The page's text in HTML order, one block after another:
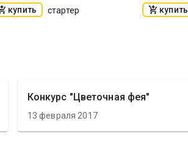
купить стартер купить
Конкурс "Цветочная фея"
13 февраля 2017